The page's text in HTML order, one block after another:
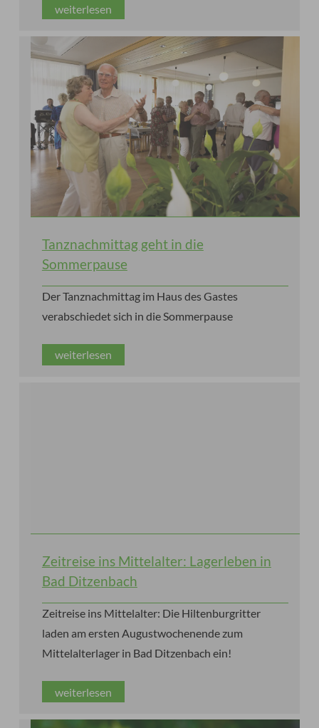
Ditzenbach bis auf Weiteres geschlossen.
weiterlesen
Tanznachmittag geht in die
Sommerpause
verabschiedet sich in die Sommerpause
Zeitreise ins Mittelalter: Lagerleben in
Bad Ditzenbach
Zeitreise ins Mittelalter: Die Hiltenburgritter
Mittelalterlager in Bad Ditzenbach ein!